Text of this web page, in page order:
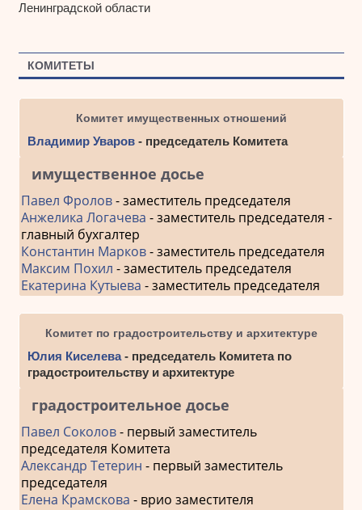
Ленинградской области
КОМИТЕТЫ
Комитет имущественных отношений
Владимир Уваров- председатель Комитета
имущественное досье
Павел Фролов- заместитель председателя
Анжелика Логачева - заместитель председателя -
главный бухгалтер
Константин Марков- заместитель председателя
Максим Похил - заместитель председателя
Екатерина Кутыева - заместитель председателя
Комитет по градостроительству и архитектуре
Юлия Киселева- председатель Комитета по
градостроительству и архитектуре
градостроительное досье
Павел Соколов- первый заместитель
председателя Комитета
Александр Тетерин - первый заместитель
председателя
Елена Крамскова - врио заместителя